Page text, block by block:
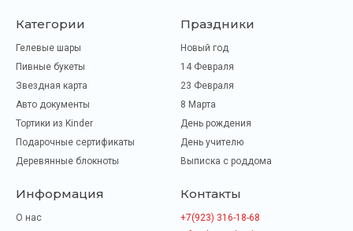
Категории
Гелевые шары
Пивные букеты
Звездная карта
Авто документы
Тортики из Kinder
Подарочные сертификаты
Деревянные блокноты
Праздники
Новый год
14 Февраля
23 Февраля
8 Марта
День рождения
День учителю
Выписка с роддома
Информация
О нас
Контакты
+7(923) 316-18-68